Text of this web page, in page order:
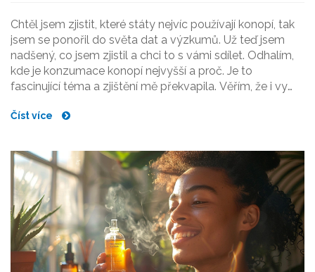
Chtěl jsem zjistit, které státy nejvíc používají konopí, tak
jsem se ponořil do světa dat a výzkumů. Už teď jsem
nadšený, co jsem zjistil a chci to s vámi sdílet. Odhalím,
kde je konzumace konopí nejvyšší a proč. Je to
fascinující téma a zjištění mě překvapila. Věřím, že i vy
Číst více